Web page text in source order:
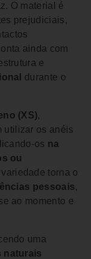
O material é
prejudiciais,
ainda com
e
durante o
(XS),
utilizar os anéis
os na
ou
variedade torna o
pessoais,
ao momento e
uma
naturais